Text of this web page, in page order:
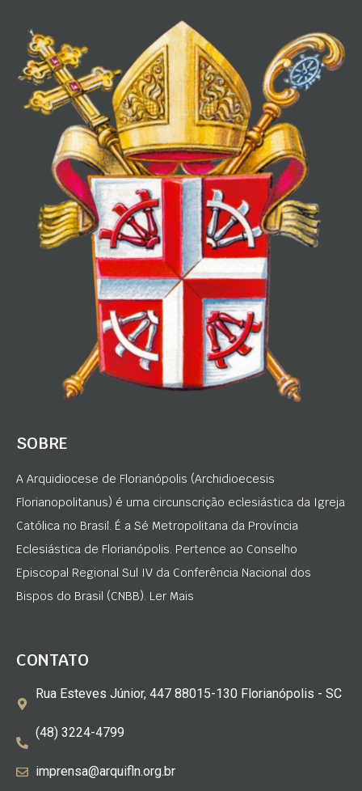
SOBRE
A Arquidiocese de Florianópolis (Archidioecesis
Florianopolitanus) é uma circunscrição eclesiástica da Igreja
Católica no Brasil. É a Sé Metropolitana da Província
Eclesiástica de Florianópolis. Pertence ao Conselho
Episcopal Regional Sul IV da Conferência Nacional dos
Bispos do Brasil (CNBB). Ler Mais
CONTATO
Rua Esteves Júnior, 447 88015-130 Florianópolis - SC
(48) 3224-4799
imprensa@arquifln.org.br